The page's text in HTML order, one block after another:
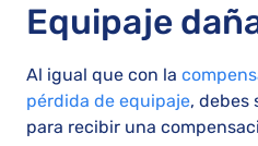
Equipaje
Al igual que con la
pérdida de equipaje, debes
para recibir una